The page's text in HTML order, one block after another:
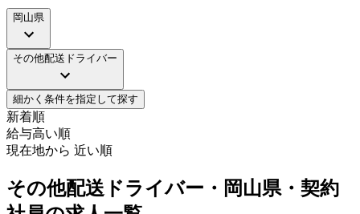
岡山県
その他配送ドライバー
細かく条件を指定して探す
新着順
給与高い順
現在地から 近い順
その他配送ドライバー・岡山県・契約